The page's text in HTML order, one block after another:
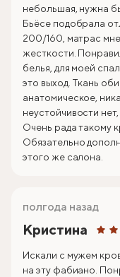
небольшая, нужна
Бьёсе подобрала
200/160, матрас
жесткости.
белья, для моей
это выход. Ткань
анатомическое,
неустойчивости
Очень рада такому
Обязательно
этого же салона.
Кристина
полгода назад
Искали с мужем
на эту фабиано.